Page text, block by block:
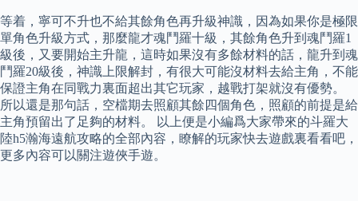
等着，寧可不升也不給其餘角色再升級神識，因為如果你是極限
單角色升級方式，那麼龍才魂鬥羅十級，其餘角色升到魂鬥羅1
級後，又要開始主升龍，這時如果沒有多餘材料的話，龍升到魂
鬥羅20級後，神識上限解封，有很大可能沒材料去給主角，不能
保證主角在同戰力裏面超出其它玩家，越戰打架就沒有優勢。
所以還是那句話，空檔期去照顧其餘四個角色，照顧的前提是給
主角預留出了足夠的材料。 以上便是小編爲大家帶來的斗羅大
陸h5瀚海遠航攻略的全部內容，瞭解的玩家快去遊戲裏看看吧，
更多內容可以關注遊俠手遊。